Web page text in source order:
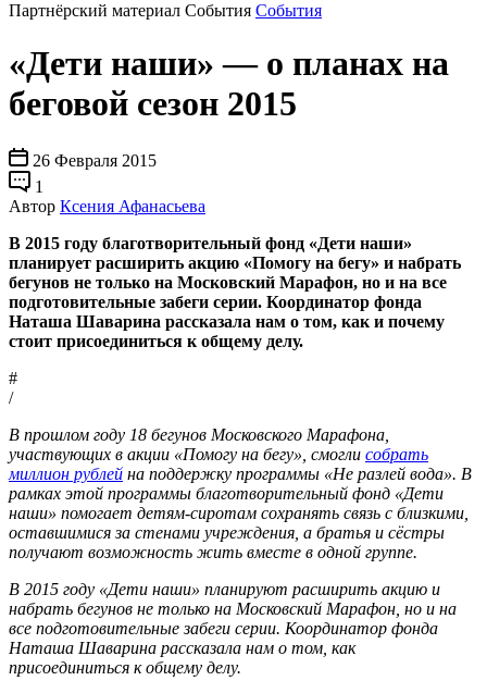
Партнёрский материал События События
«Дети наши» — о планах на
беговой сезон 2015
26 Февраля 2015
1
Автор Ксения Афанасьева
В 2015 году благотворительный фонд «Дети наши»
планирует расширить акцию «Помогу на бегу» и набрать
бегунов не только на Московский Марафон, но и на все
подготовительные забеги серии. Координатор фонда
Наташа Шаварина рассказала нам о том, как и почему
стоит присоединиться к общему делу.
#
/
В прошлом году 18 бегунов Московского Марафона,
участвующих в акции «Помогу на бегу», смогли собрать
миллион рублей на поддержку программы «Не разлей вода». В
рамках этой программы благотворительный фонд «Дети
наши» помогает детям-сиротам сохранять связь с близкими,
оставшимися за стенами учреждения, а братья и сёстры
получают возможность жить вместе в одной группе.
В 2015 году «Дети наши» планируют расширить акцию и
набрать бегунов не только на Московский Марафон, но и на
все подготовительные забеги серии. Координатор фонда
Наташа Шаварина рассказала нам о том, как
присоединиться к общему делу.